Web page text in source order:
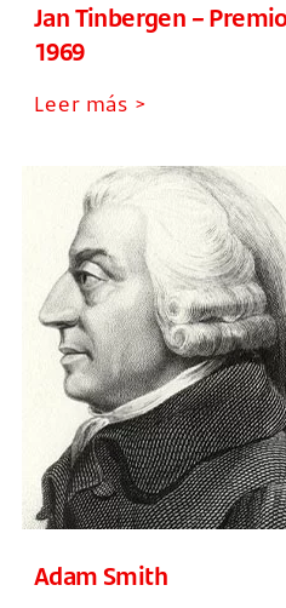
Jan Tinbergen –
1969
Leer más >
Adam Smith